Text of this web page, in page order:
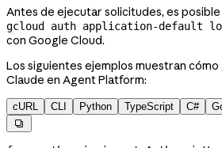
Antes de ejecutar solicitudes, es
gcloud auth application-default
con Google Cloud.
Los siguientes ejemplos muestran
Claude en Agent Platform:
cURL CLI Python TypeScript C#
